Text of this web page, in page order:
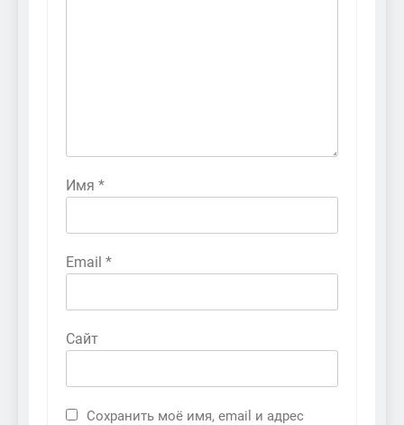
Имя *
Email *
Сайт
Сохранить моё имя, email и адрес